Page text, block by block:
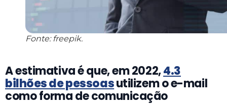
Fonte: freepik.
A estimativa é que, em 2022,4.3
bilhões de pessoasutilizem o e-mail
como forma de comunicação